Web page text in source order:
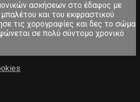
ασκήσεων στο έδαφος με
μπαλέτου και του εκφραστικού
τις χορογραφίες και δες το σώμα
σε πολύ σύντομο χρονικό